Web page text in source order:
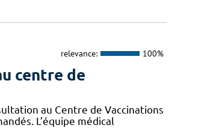
relevance: 100%
centre de
au Centre de Vaccinations
L’équipe médical